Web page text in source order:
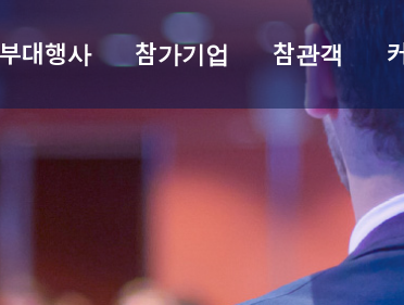
대행사 참가기업 참관객